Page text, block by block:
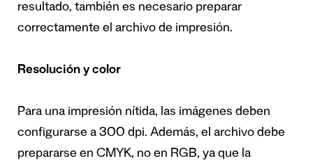
resultado, también es necesario preparar
correctamente el archivo de impresión.
Resolución y color
Para una impresión nítida, las imágenes deben
configurarse a 300 dpi. Además, el archivo debe
prepararse en CMYK, no en RGB, ya que la